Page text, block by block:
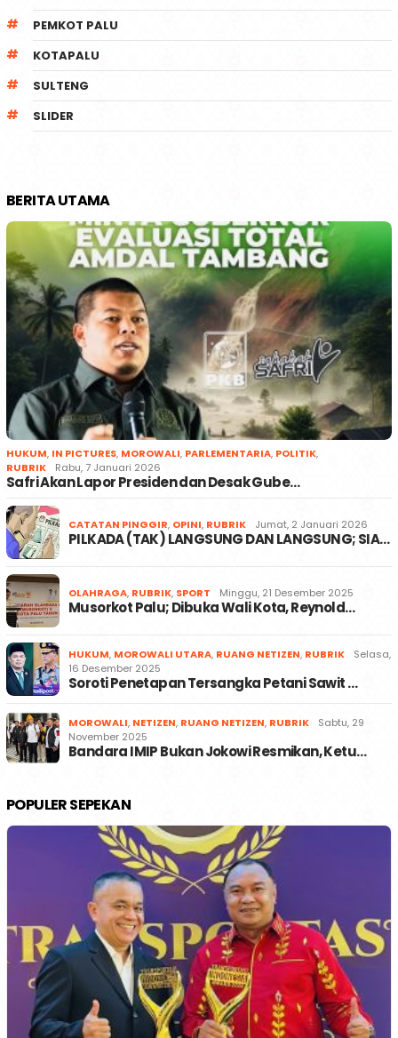
PEMKOT PALU
KOTAPALU
SULTENG
SLIDER
BERITA UTAMA
HUKUM, IN PICTURES, MOROWALI, PARLEMENTARIA, POLITIK,
RUBRIK
Rabu, 7 Januari 2026
Safri Akan Lapor Presiden dan Desak Gube…
CATATAN PINGGIR, OPINI, RUBRIK Jumat, 2 Januari 2026
PILKADA (TAK) LANGSUNG DAN LANGSUNG; SIA…
OLAHRAGA, RUBRIK, SPORT Minggu, 21 Desember 2025
Musorkot Palu; Dibuka Wali Kota, Reynold…
HUKUM, MOROWALI UTARA, RUANG NETIZEN, RUBRIK
Selasa,
16 Desember 2025
Soroti Penetapan Tersangka Petani Sawit …
MOROWALI, NETIZEN, RUANG NETIZEN, RUBRIK
Sabtu, 29
November 2025
Bandara IMIP Bukan Jokowi Resmikan, Ketu…
POPULER SEPEKAN